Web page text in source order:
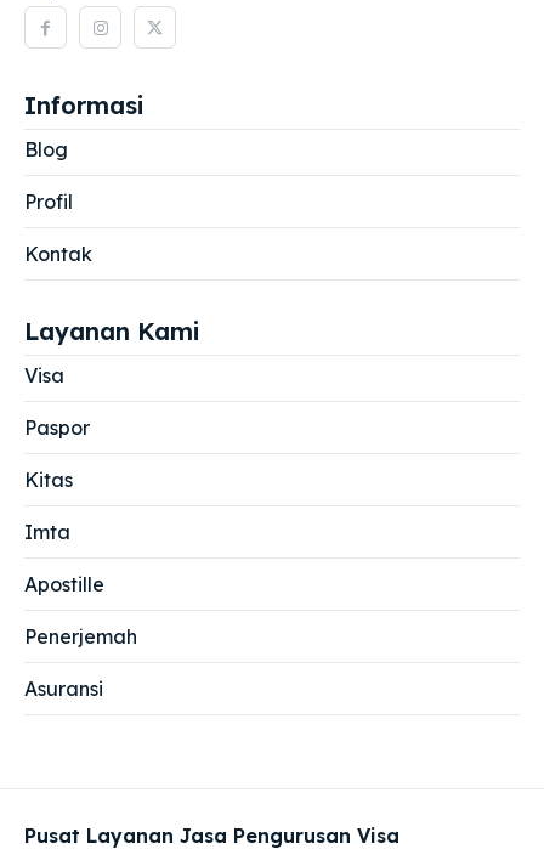
Informasi
Blog
Profil
Kontak
Layanan Kami
Visa
Paspor
Kitas
Imta
Apostille
Penerjemah
Asuransi
Pusat Layanan Jasa Pengurusan Visa